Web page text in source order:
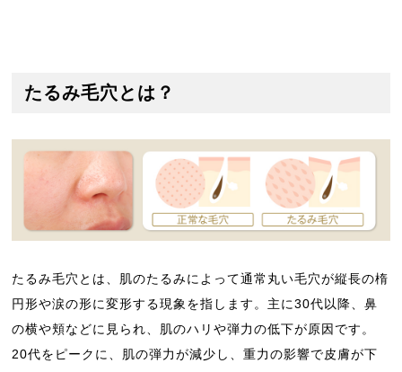
たるみ毛穴とは？
たるみ毛穴とは、肌のたるみによって通常丸い毛穴が縦長の楕
円形や涙の形に変形する現象を指します。主に30代以降、鼻
の横や頬などに見られ、肌のハリや弾力の低下が原因です。
20代をピークに、肌の弾力が減少し、重力の影響で皮膚が下